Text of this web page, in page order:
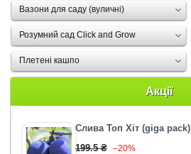
Вазони для саду (вуличні)
Розумний сад Click and Grow
Плетені кашпо
Акції
Слива Топ Хiт (giga pack)
199.5 ₴ –20%